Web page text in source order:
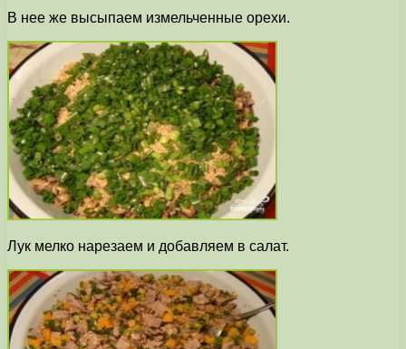
В нее же высыпаем измельченные орехи.
Лук мелко нарезаем и добавляем в салат.